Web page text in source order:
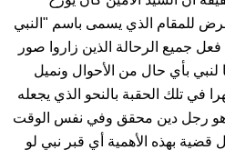
للمقام الذي يسمى باسم "النبي
جميع الرحالة الذين زاروا صور
لنبي بأي حال من الأحوال ونميل
في تلك الحقبة بالنحو الذي يجعله
وهو رجل دين محقق وفي نفس الوقت
قضية بهذه الأهمية أي قبر نبي لو